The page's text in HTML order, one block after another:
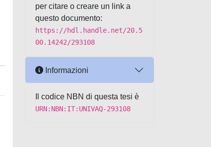
per citare o creare un link a
questo documento:
https://hdl.handle.net/20.5
00.14242/293108
Informazioni
Il codice NBN di questa tesi è
URN:NBN:IT:UNIVAQ-293108